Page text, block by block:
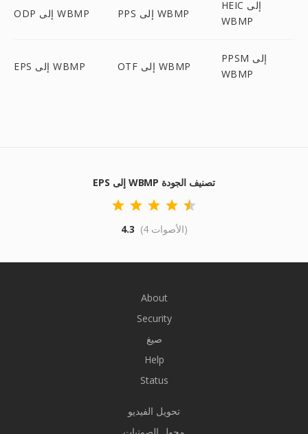
ODP إلى WBMP PPS إلى WBMP
HEIC إلى
WBMP
EPS إلى WBMP OTF إلى WBMP
PPSM إلى
WBMP
EPS إلى WBMP تصنيف الجودة
4.3 (4 الأصوات)
About
Security
صيغ
Help
Status
تحويل الفيديو